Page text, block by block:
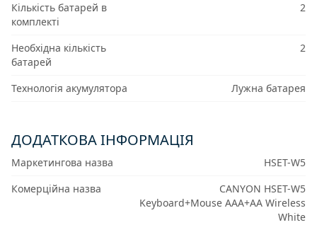
Кількість батарей в
комплекті
2
Необхідна кількість
батарей
2
Технологія акумулятора Лужна батарея
ДОДАТКОВА ІНФОРМАЦІЯ
Маркетингова назва
HSET-W5
Комерційна назва
CANYON HSET-W5
Keyboard+Mouse AAA+AA Wireless
White